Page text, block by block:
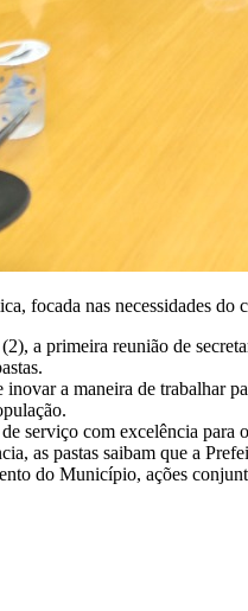
focada nas necessidades do
a primeira reunião de
a maneira de trabalhar
serviço com excelência
as pastas saibam que a
do Município, ações